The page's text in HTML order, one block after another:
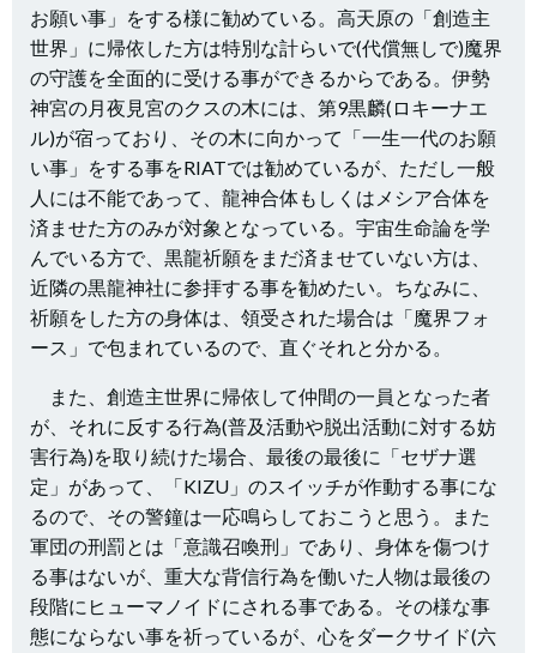
お願い事」をする様に勧めている。高天原の「創造主
世界」に帰依した方は特別な計らいで(代償無しで)魔界
の守護を全面的に受ける事ができるからである。伊勢
神宮の月夜見宮のクスの木には、第9黒麟(ロキーナエ
ル)が宿っており、その木に向かって「一生一代のお願
い事」をする事をRIATでは勧めているが、ただし一般
人には不能であって、龍神合体もしくはメシア合体を
済ませた方のみが対象となっている。宇宙生命論を学
んでいる方で、黒龍祈願をまだ済ませていない方は、
近隣の黒龍神社に参拝する事を勧めたい。ちなみに、
祈願をした方の身体は、領受された場合は「魔界フォ
ース」で包まれているので、直ぐそれと分かる。
また、創造主世界に帰依して仲間の一員となった者
が、それに反する行為(普及活動や脱出活動に対する妨
害行為)を取り続けた場合、最後の最後に「セザナ選
定」があって、「KIZU」のスイッチが作動する事にな
るので、その警鐘は一応鳴らしておこうと思う。また
軍団の刑罰とは「意識召喚刑」であり、身体を傷つけ
る事はないが、重大な背信行為を働いた人物は最後の
段階にヒューマノイドにされる事である。その様な事
態にならない事を祈っているが、心をダークサイド(六